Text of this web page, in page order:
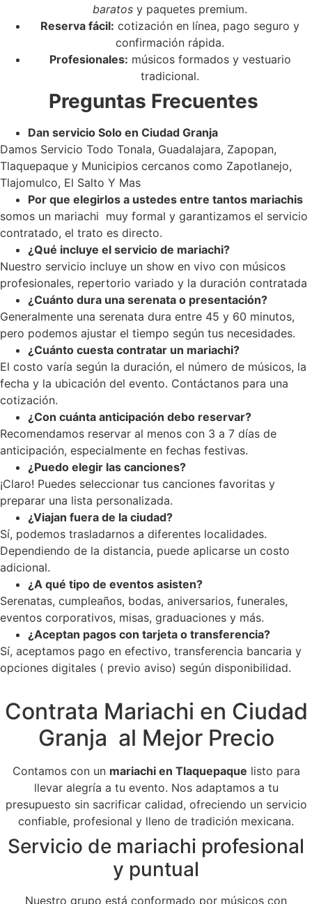
baratos y paquetes premium.
Reserva fácil: cotización en línea, pago seguro y
confirmación rápida.
Profesionales: músicos formados y vestuario
tradicional.
Preguntas Frecuentes
Dan servicio Solo en Ciudad Granja
Damos Servicio Todo Tonala, Guadalajara, Zapopan,
Tlaquepaque y Municipios cercanos como Zapotlanejo,
Tlajomulco, El Salto Y Mas
Por que elegirlos a ustedes entre tantos mariachis
somos un mariachi muy formal y garantizamos el servicio
contratado, el trato es directo.
¿Qué incluye el servicio de mariachi?
Nuestro servicio incluye un show en vivo con músicos
profesionales, repertorio variado y la duración contratada
¿Cuánto dura una serenata o presentación?
Generalmente una serenata dura entre 45 y 60 minutos,
pero podemos ajustar el tiempo según tus necesidades.
¿Cuánto cuesta contratar un mariachi?
El costo varía según la duración, el número de músicos, la
fecha y la ubicación del evento. Contáctanos para una
cotización.
¿Con cuánta anticipación debo reservar?
Recomendamos reservar al menos con 3 a 7 días de
anticipación, especialmente en fechas festivas.
¿Puedo elegir las canciones?
¡Claro! Puedes seleccionar tus canciones favoritas y
preparar una lista personalizada.
¿Viajan fuera de la ciudad?
Sí, podemos trasladarnos a diferentes localidades.
Dependiendo de la distancia, puede aplicarse un costo
adicional.
¿A qué tipo de eventos asisten?
Serenatas, cumpleaños, bodas, aniversarios, funerales,
eventos corporativos, misas, graduaciones y más.
¿Aceptan pagos con tarjeta o transferencia?
Sí, aceptamos pago en efectivo, transferencia bancaria y
opciones digitales ( previo aviso) según disponibilidad.
Contrata Mariachi en Ciudad
Granja al Mejor Precio
Contamos con un mariachi en Tlaquepaque listo para
llevar alegría a tu evento. Nos adaptamos a tu
presupuesto sin sacrificar calidad, ofreciendo un servicio
confiable, profesional y lleno de tradición mexicana.
Servicio de mariachi profesional
y puntual
Nuestro grupo está conformado por músicos con